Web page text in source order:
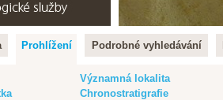
Prohlížení Podrobné vyhledávání
Významná lokalita
Chronostratigrafie